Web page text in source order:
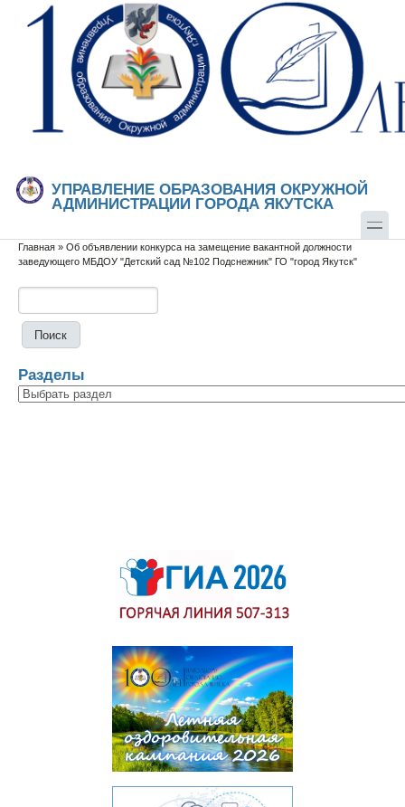
Перейти к основному содержанию
Skip to search
УПРАВЛЕНИЕ ОБРАЗОВАНИЯ ОКРУЖНОЙ
АДМИНИСТРАЦИИ ГОРОДА ЯКУТСКА
Вы здесь
Главная » Об объявлении конкурса на замещение вакантной должности
заведующего МБДОУ "Детский сад №102 Подснежник" ГО "город Якутск"
Разделы